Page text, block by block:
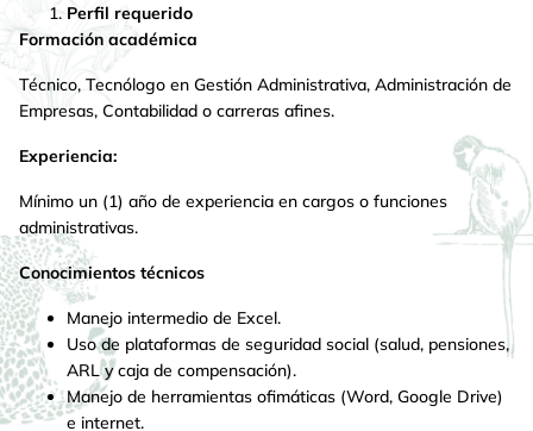
Perfil requerido
Formación académica
Técnico, Tecnólogo en Gestión Administrativa, Administración de
Empresas, Contabilidad o carreras afines.
Experiencia:
Mínimo un (1) año de experiencia en cargos o funciones
administrativas.
Conocimientos técnicos
Manejo intermedio de Excel.
Uso de plataformas de seguridad social (salud, pensiones,
ARL y caja de compensación).
Manejo de herramientas ofimáticas (Word, Google Drive)
e internet.